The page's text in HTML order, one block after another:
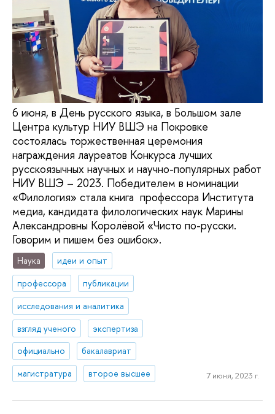
6 июня, в День русского языка, в Большом зале
Центра культур НИУ ВШЭ на Покровке
состоялась торжественная церемония
награждения лауреатов Конкурса лучших
русскоязычных научных и научно-популярных работ
НИУ ВШЭ – 2023. Победителем в номинации
«Филология» стала книга профессора Института
медиа, кандидата филологических наук Марины
Александровны Королёвой «Чисто по-русски.
Говорим и пишем без ошибок».
Наука
идеи и опыт
профессора
публикации
исследования и аналитика
взгляд ученого
экспертиза
официально
бакалавриат
магистратура
второе высшее 7 июня, 2023 г.